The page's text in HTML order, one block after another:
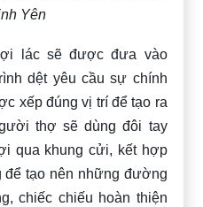
Yên
lác sẽ được đưa vào
dệt yêu cầu sự chính
xếp đúng vị trí để tạo ra
thợ sẽ dùng đôi tay
qua khung cửi, kết hợp
để tạo nên những đường
chiếc chiếu hoàn thiện